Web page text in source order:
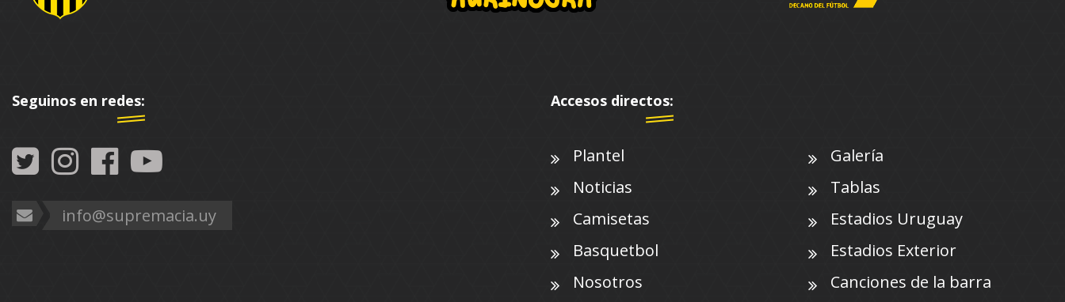
Seguinos en redes:
info@supremacia.uy
Accesos directos:
Plantel
Galería
Noticias
Tablas
Camisetas
Estadios Uruguay
Basquetbol
Estadios Exterior
Nosotros
Canciones de la barra